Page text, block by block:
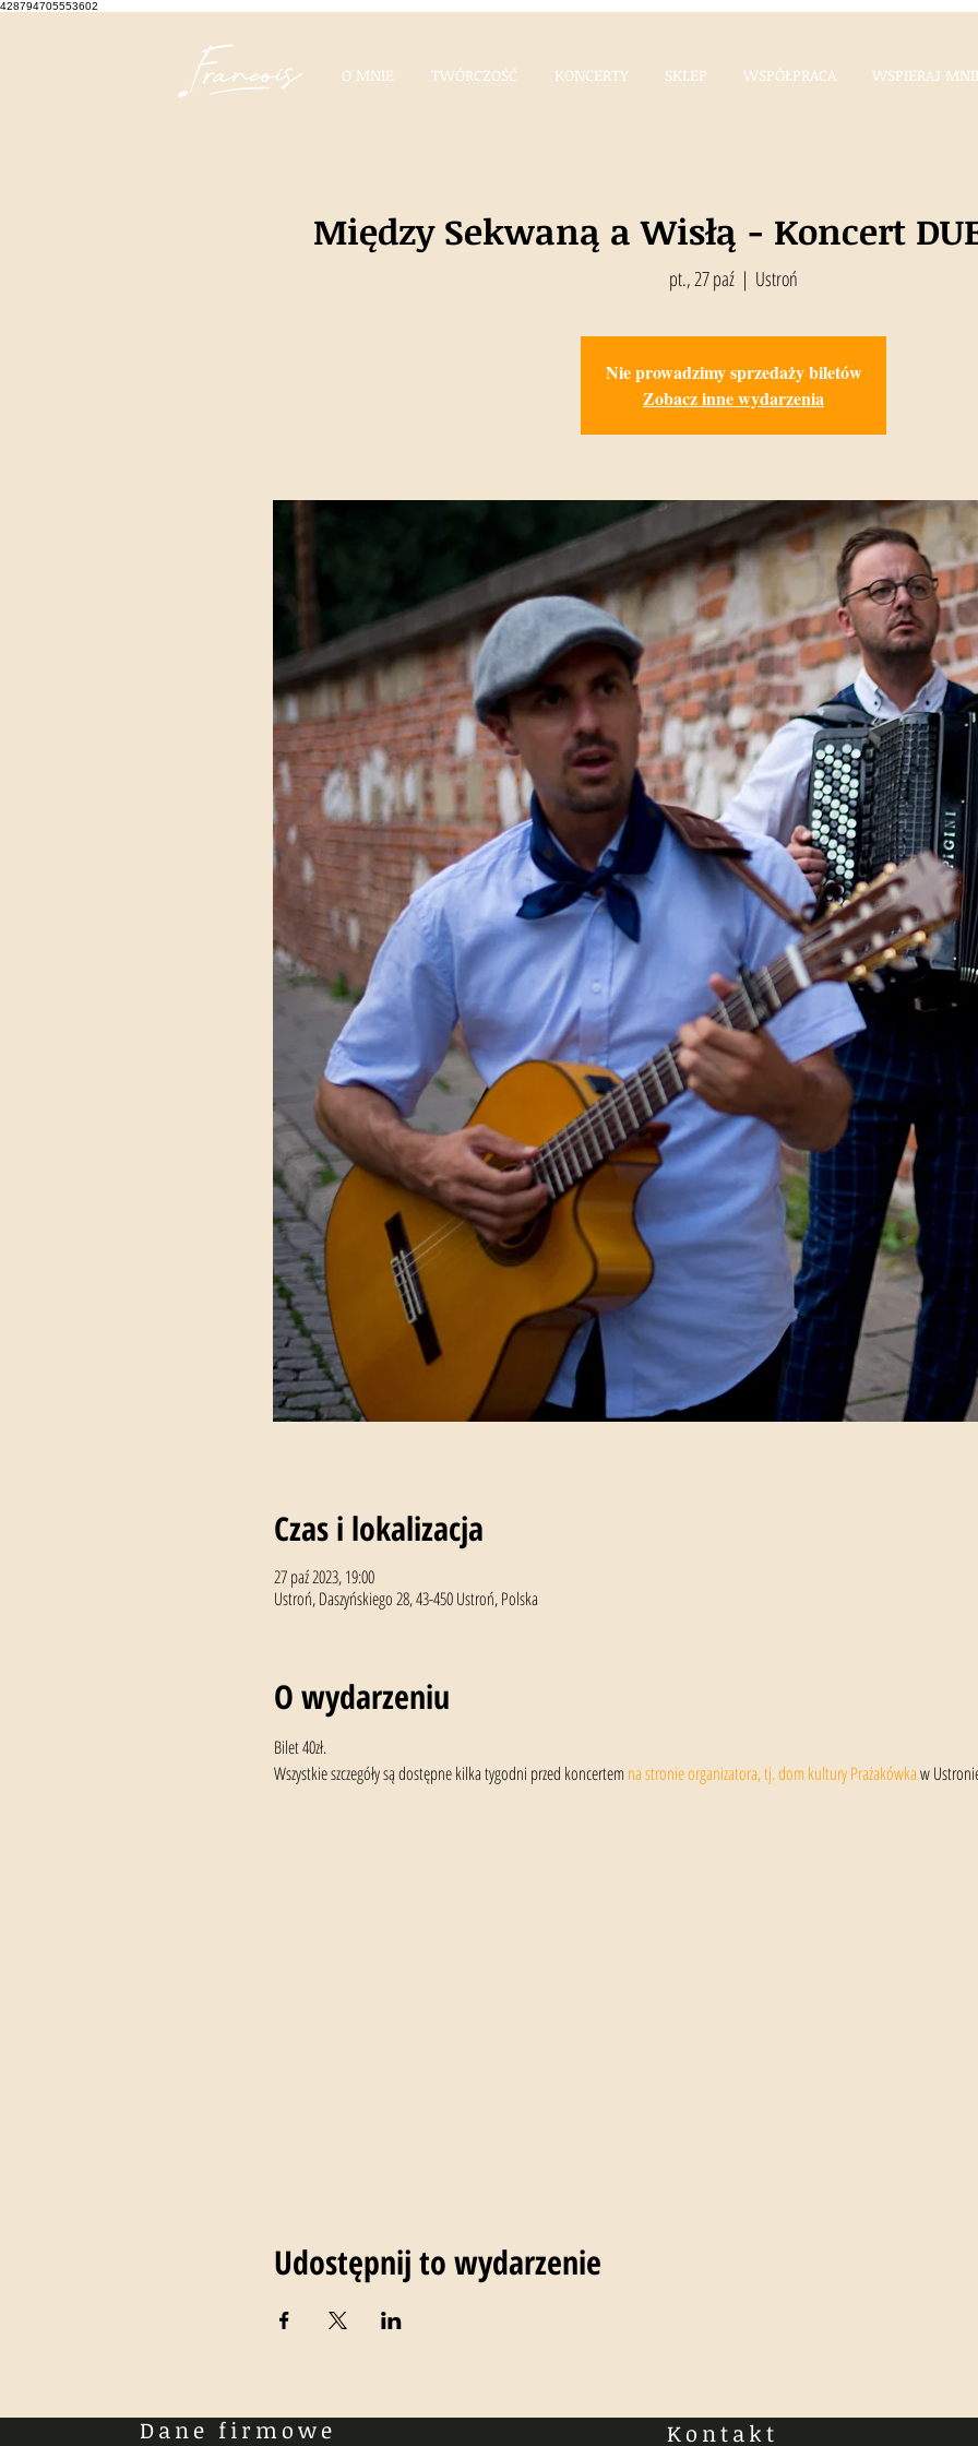
428794705553602
O MNIE TWÓRCZOŚĆ KONCERTY SKLEP WSPÓŁPRACA WSPIERAJ
Między Sekwaną a Wisłą - Koncert
pt., 27 paź
  |
Ustroń
Nie prowadzimy sprzedaży biletów
Zobacz inne wydarzenia
Czas i lokalizacja
27 paź 2023, 19:00
Ustroń, Daszyńskiego 28, 43-450 Ustroń, Polska
O wydarzeniu
Bilet 40zł.
Wszystkie szczegóły są dostępne kilka tygodni przed koncertem na stronie organizatora, tj. dom kultury Prażakówka w
Udostępnij to wydarzenie
Dane firmowe Kontakt